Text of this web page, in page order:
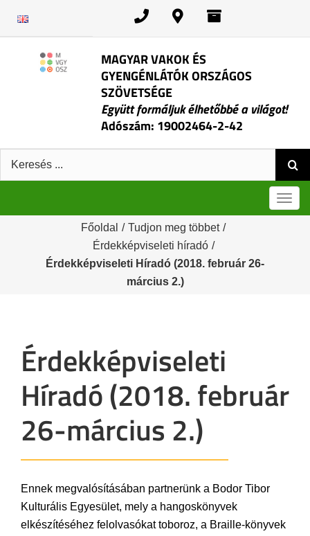
MAGYAR VAKOK ÉS
GYENGÉNLÁTÓK ORSZÁGOS
SZÖVETSÉGE
Együtt formáljuk élhetőbbé a világot!
Adószám: 19002464-2-42
Keresés:
Főoldal / Tudjon meg többet /
Érdekképviseleti híradó /
Érdekképviseleti Híradó (2018. február 26-
március 2.)
Érdekképviseleti
Híradó (2018. február
26-március 2.)
Ennek megvalósításában partnerünk a Bodor Tibor
Kulturális Egyesület, mely a hangoskönyvek
elkészítéséhez felolvasókat toboroz, a Braille-könyvek